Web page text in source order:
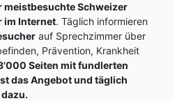
meistbesuchte Schweizer
im Internet. Täglich informieren
auf Sprechzimmer über
Prävention, Krankheit
Seiten mit fundlerten
das Angebot und täglich